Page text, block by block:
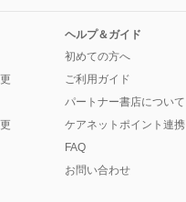
ヘルプ＆ガイド
初めての方へ
ご利用ガイド
パートナー書店について
ケアネットポイント連携
FAQ
お問い合わせ